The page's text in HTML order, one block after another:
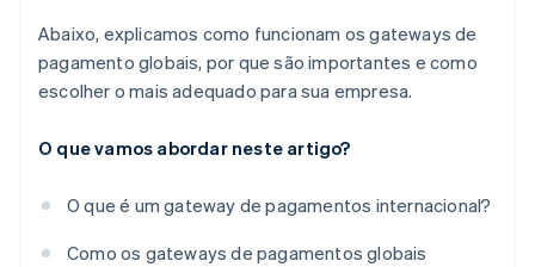
Abaixo, explicamos como funcionam os gateways de
pagamento globais, por que são importantes e como
escolher o mais adequado para sua empresa.
O que vamos abordar neste artigo?
O que é um gateway de pagamentos internacional?
Como os gateways de pagamentos globais